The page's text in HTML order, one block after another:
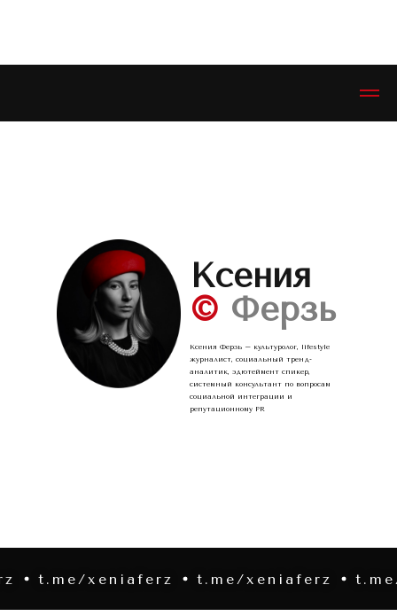
Ксения
© Ферзь
Ксения Ферзь – культуролог, lifestyle
журналист, социальный тренд-
аналитик, эдютеймент спикер,
системный консультант по вопросам
социальной интеграции и
репутационному PR
xeniaferz t.me/xeniaferz t.me/